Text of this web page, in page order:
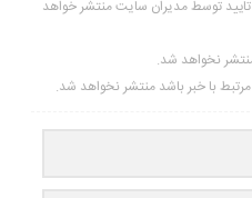
توسط مدیران سایت منتشر خواهد
نخواهد شد.
مرتبط با خبر باشد منتشر نخواهد شد.